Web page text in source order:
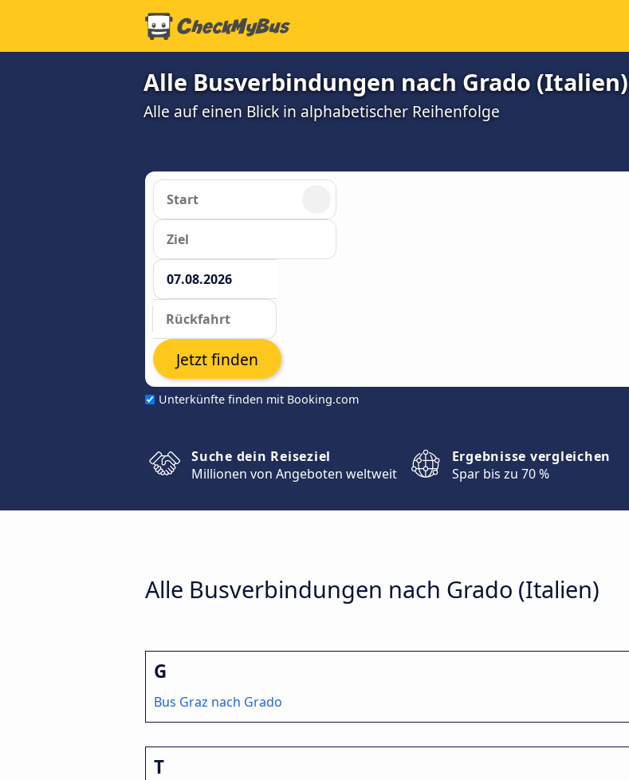
Alle Busverbindungen nach Grado (Italien)
Alle auf einen Blick in alphabetischer Reihenfolge
Unterkünfte finden mit Booking.com
Jetzt finden
Suche dein Reiseziel
Millionen von Angeboten weltweit
Ergebnisse vergleichen
Spar bis zu 70 %
Alle Busverbindungen nach Grado (Italien)
G
Bus Graz nach Grado
T